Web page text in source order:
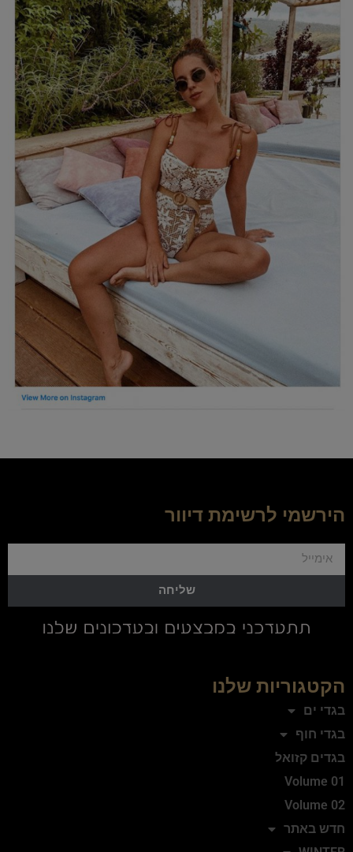
הירשמי לרשימת דיוור
שליחה
הקטגוריות שלנו
בגדי ים
בגדי חוף
בגדים קזואל
Volume 01
Volume 02
חדש באתר